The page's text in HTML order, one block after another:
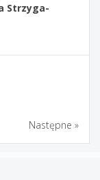
Strzyga-
Następne »